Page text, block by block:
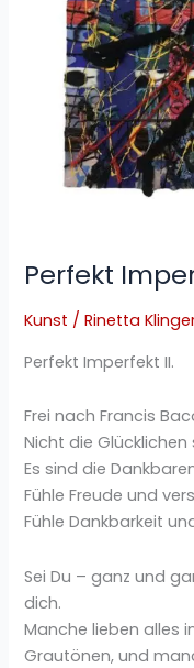
Perfekt
Kunst /Rinetta
Perfekt Imperfekt II.
Frei nach Francis
Nicht die
Es sind die
Fühle Freude und
Fühle Dankbarkeit
Sei Du – ganz und
dich.
Manche lieben alles
Grautönen, und